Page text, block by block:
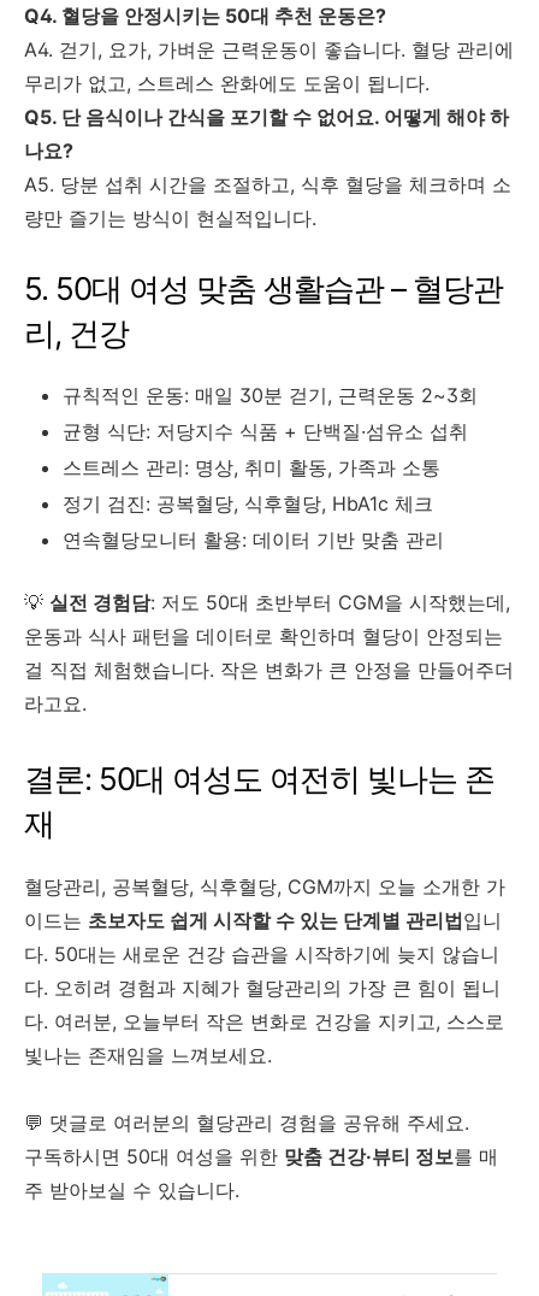
Q4. 혈당을 안정시키는 50대 추천 운동은?
A4. 걷기, 요가, 가벼운 근력운동이 좋습니다. 혈당 관리에
무리가 없고, 스트레스 완화에도 도움이 됩니다.
Q5. 단 음식이나 간식을 포기할 수 없어요. 어떻게 해야 하
나요?
A5. 당분 섭취 시간을 조절하고, 식후 혈당을 체크하며 소
량만 즐기는 방식이 현실적입니다.
5. 50대 여성 맞춤 생활습관 – 혈당관
리, 건강
규칙적인 운동: 매일 30분 걷기, 근력운동 2~3회
균형 식단: 저당지수 식품 + 단백질·섬유소 섭취
스트레스 관리: 명상, 취미 활동, 가족과 소통
정기 검진: 공복혈당, 식후혈당, HbA1c 체크
연속혈당모니터 활용: 데이터 기반 맞춤 관리
💡 실전 경험담: 저도 50대 초반부터 CGM을 시작했는데,
운동과 식사 패턴을 데이터로 확인하며 혈당이 안정되는
걸 직접 체험했습니다. 작은 변화가 큰 안정을 만들어주더
라고요.
결론: 50대 여성도 여전히 빛나는 존
재
혈당관리, 공복혈당, 식후혈당, CGM까지 오늘 소개한 가
이드는 초보자도 쉽게 시작할 수 있는 단계별 관리법입니
다. 50대는 새로운 건강 습관을 시작하기에 늦지 않습니
다. 오히려 경험과 지혜가 혈당관리의 가장 큰 힘이 됩니
다. 여러분, 오늘부터 작은 변화로 건강을 지키고, 스스로
빛나는 존재임을 느껴보세요.
💬 댓글로 여러분의 혈당관리 경험을 공유해 주세요.
구독하시면 50대 여성을 위한 맞춤 건강·뷰티 정보를 매
주 받아보실 수 있습니다.